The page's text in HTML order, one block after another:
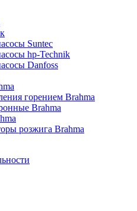
Suntec
hp-Technik
Danfoss
горением Brahma
Brahma
розжига Brahma